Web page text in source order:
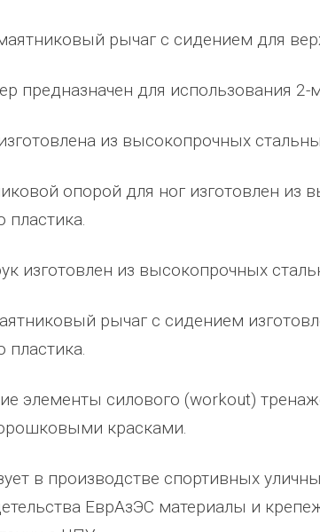
"Егоза" за их продукцию,
На протяжении многих
оборудование. Довольны
Михалап
поселения
наших детишек появилась
дворов и 84 фактически
Граховского района
рычаг с сидением для
предназначен для использования
из высокопрочных
опорой для ног изготовлен из
пластика.
изготовлен из высокопрочных
рычаг с сидением
пластика.
элементы силового (workout)
красками.
в производстве спортивных
ЕврАзЭС материалы и